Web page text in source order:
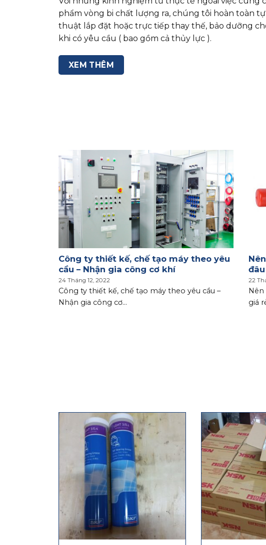
phẩm vòng bi chất lượng ra, chúng tôi hoàn toàn
thuật lắp đặt hoặc trực tiếp thay thế, bảo dưỡng
khi có yêu cầu ( bao gồm cả thủy lực ).
XEM THÊM
Công ty thiết kế, chế tạo máy theo yêu
cầu – Nhận gia công cơ khí
24 Tháng 12, 2022
Công ty thiết kế, chế tạo máy theo yêu cầu –
Nhận gia công cơ...
22
giá